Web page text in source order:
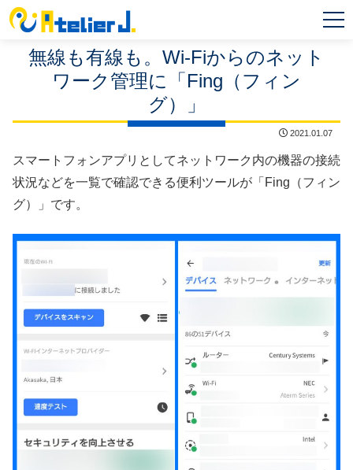
無線も有線も。Wi-Fiからのネット
ワーク管理に「Fing（フィン
グ）」
2021.01.07
スマートフォンアプリとしてネットワーク内の機器の接続
状況などを一覧で確認できる便利ツールが「Fing（フィン
グ）」です。